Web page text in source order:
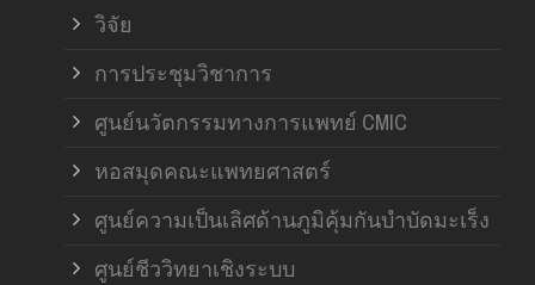
วิจัย
การประชุมวิชาการ
ศูนย์นวัตกรรมทางการแพทย์ CMIC
หอสมุดคณะแพทยศาสตร์
ศูนย์ความเป็นเลิศด้านภูมิคุ้มกันบำบัดมะเร็ง
ศูนย์ชีววิทยาเชิงระบบ